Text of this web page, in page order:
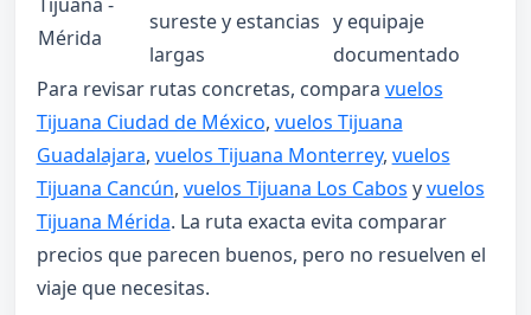
Mérida
sureste y estancias
largas
y equipaje
documentado
Para revisar rutas concretas, compara vuelos
Tijuana Ciudad de México, vuelos Tijuana
Guadalajara, vuelos Tijuana Monterrey, vuelos
Tijuana Cancún, vuelos Tijuana Los Cabos yvuelos
Tijuana Mérida. La ruta exacta evita comparar
precios que parecen buenos, pero no resuelven el
viaje que necesitas.